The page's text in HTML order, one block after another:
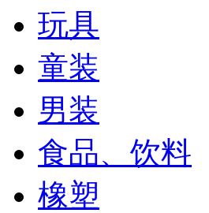
玩具
童装
男装
食品、饮料
橡塑